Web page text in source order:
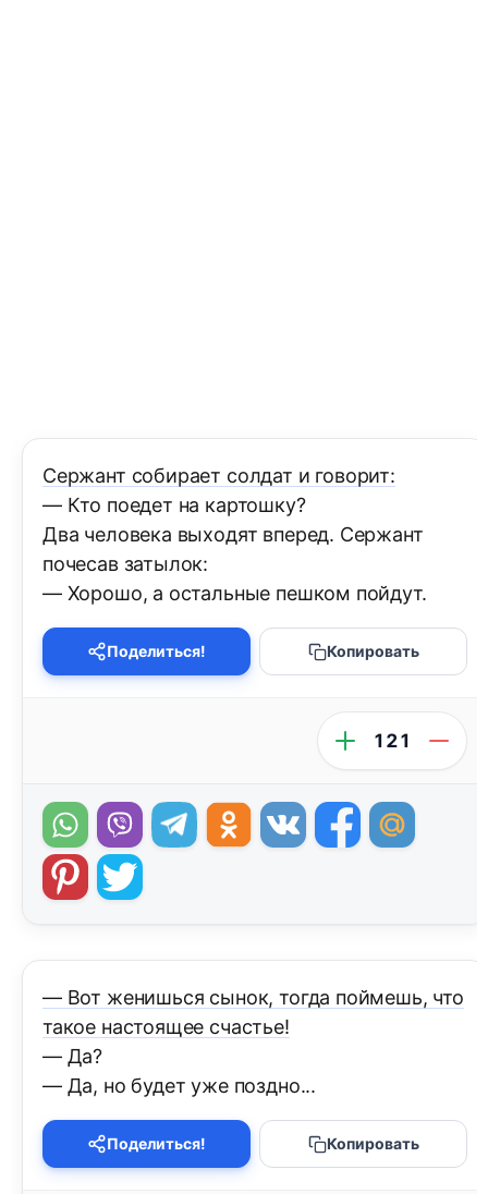
Сержант собирает солдат и говорит:
— Кто поедет на картошку?
Два человека выходят вперед. Сержант
почесав затылок:
— Хорошо, а остальные пешком пойдут.
Поделиться! Копировать
121
— Вот женишься сынок, тогда поймешь, что
такое настоящее счастье!
— Да?
— Да, но будет уже поздно...
Поделиться! Копировать